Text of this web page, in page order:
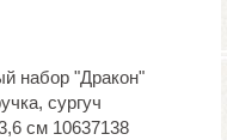
набор "Дракон"
сургуч
см 10637138